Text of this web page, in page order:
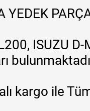
YEDEK
ISUZU
kargo ile